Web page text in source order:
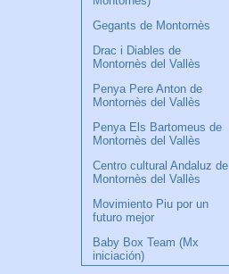
Gegants de Montornès
Drac i Diables de
Montornès del Vallès
Penya Pere Anton de
Montornès del Vallès
Penya Els Bartomeus de
Montornès del Vallès
Centro cultural Andaluz de
Montornès del Vallès
Movimiento Piu por un
futuro mejor
Baby Box Team (Mx
iniciación)